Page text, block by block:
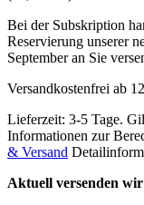
Bei der Subskription
Reservierung unserer
September an Sie
Versandkostenfrei ab
Lieferzeit: 3-5 Tage.
Informationen zur
& Versand
Aktuell versenden